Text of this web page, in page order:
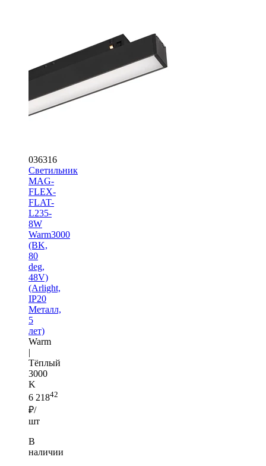
036316
Светильник
MAG-
FLEX-
FLAT-
L235-
8W
Warm3000
(BK,
80
deg,
48V)
(Arlight,
IP20
Металл,
5
лет)
Warm
|
Тёплый
3000
K
6 21842
₽/
шт
В
наличии